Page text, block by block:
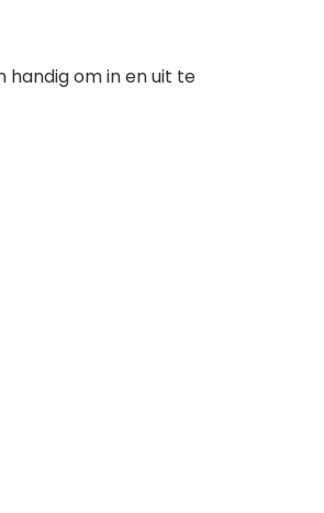
handig om in en uit te